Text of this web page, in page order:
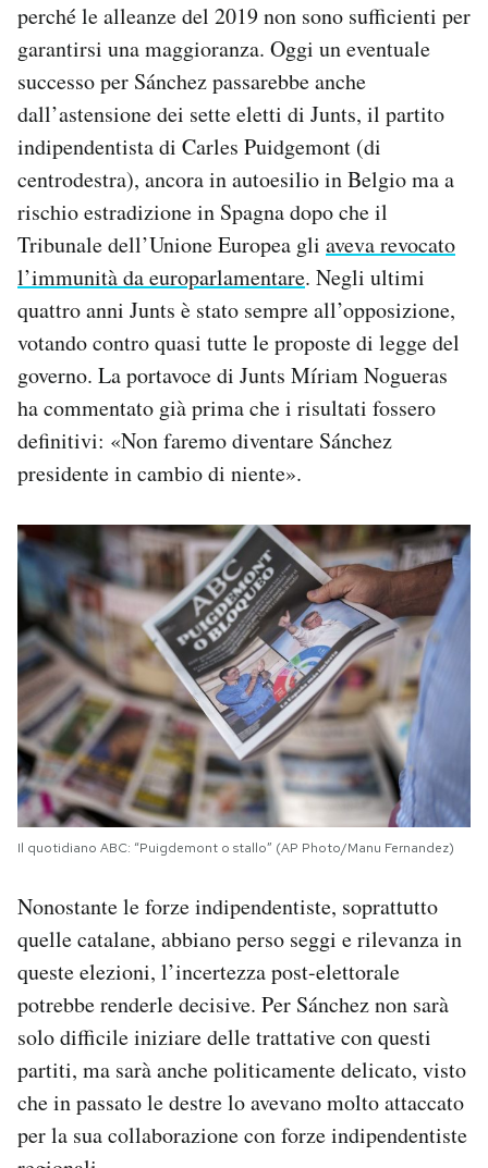
perché le alleanze del 2019 non sono sufficienti per
garantirsi una maggioranza. Oggi un eventuale
successo per Sánchez passarebbe anche
dall’astensione dei sette eletti di Junts, il partito
indipendentista di Carles Puidgemont (di
centrodestra), ancora in autoesilio in Belgio ma a
rischio estradizione in Spagna dopo che il
Tribunale dell’Unione Europea gli aveva revocato
l’immunità da europarlamentare. Negli ultimi
quattro anni Junts è stato sempre all’opposizione,
votando contro quasi tutte le proposte di legge del
governo. La portavoce di Junts Míriam Nogueras
ha commentato già prima che i risultati fossero
definitivi: «Non faremo diventare Sánchez
presidente in cambio di niente».
Il quotidiano ABC: “Puigdemont o stallo” (AP Photo/Manu Fernandez)
Nonostante le forze indipendentiste, soprattutto
quelle catalane, abbiano perso seggi e rilevanza in
queste elezioni, l’incertezza post-elettorale
potrebbe renderle decisive. Per Sánchez non sarà
solo difficile iniziare delle trattative con questi
partiti, ma sarà anche politicamente delicato, visto
che in passato le destre lo avevano molto attaccato
per la sua collaborazione con forze indipendentiste